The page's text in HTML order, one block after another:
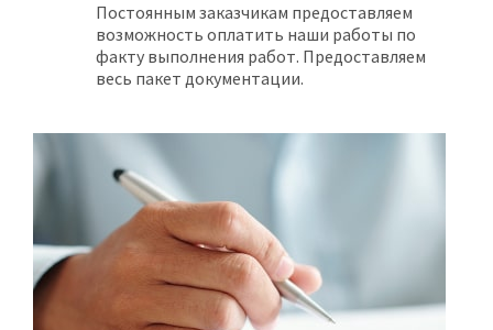
Постоянным заказчикам предоставляем
возможность оплатить наши работы по
факту выполнения работ. Предоставляем
весь пакет документации.